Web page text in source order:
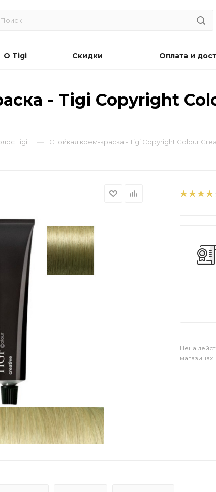
О Tigi Скидки Оплата и
- Tigi Copyright
Tigi — Стойкая крем-краска - Tigi Copyright Colour
Цена
магазинах